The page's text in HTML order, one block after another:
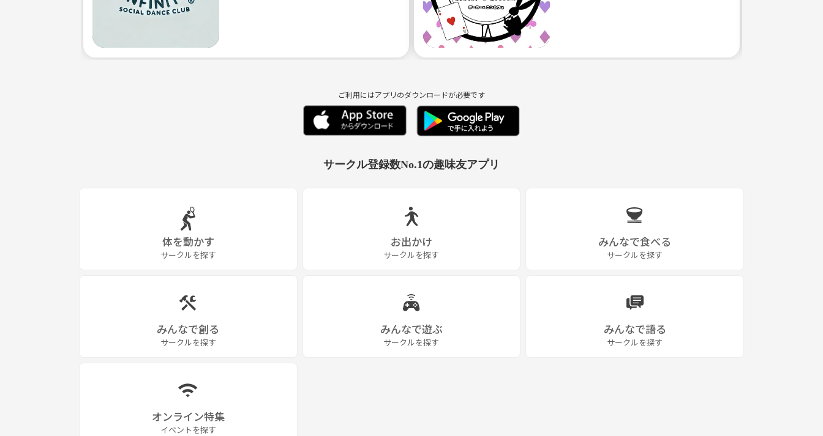
ご利用にはアプリのダウンロードが必要です
サークル登録数No.1の趣味友アプリ
体を動かす
サークルを探す
お出かけ
サークルを探す
みんなで食べる
サークルを探す
みんなで創る
サークルを探す
みんなで遊ぶ
サークルを探す
みんなで語る
サークルを探す
オンライン特集
イベントを探す